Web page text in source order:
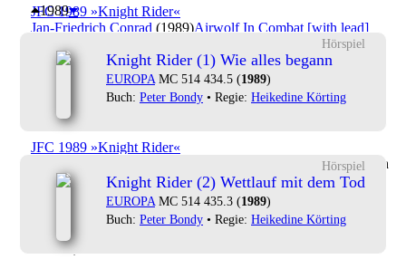
JFC 1989 »Knight Rider«
Jan-Friedrich Conrad (1989)Airwolf In Combat [with lead]
JFC 1989 »Knight Rider«
Jan-Friedrich Conrad(1989)Airwolf In Combat [without lead]
(Jan-Friedrich Conrad)
JFC 1989 »Knight Rider«
(Jan-Friedrich
Conrad)
JFC 1989 »Knight Rider«
Crestview Drive
(Jan-Friedrich
Conrad)
1989
Hörspiel
Knight Rider (1) Wie alles begann
EUROPA MC 514 434.5 (1989)
Buch: Peter Bondy • Regie: Heikedine Körting
Hörspiel
Knight Rider (2) Wettlauf mit dem Tod
EUROPA MC 514 435.3 (1989)
Buch: Peter Bondy • Regie: Heikedine Körting